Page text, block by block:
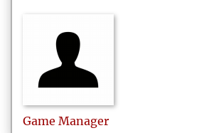
Game Manager